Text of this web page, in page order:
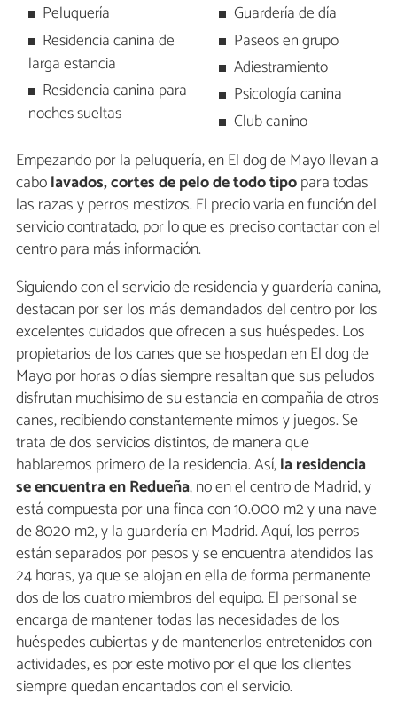
Peluquería
Residencia canina de
larga estancia
Residencia canina para
noches sueltas
Guardería de día
Paseos en grupo
Adiestramiento
Psicología canina
Club canino
Empezando por la peluquería, en El dog de Mayo llevan a
cabolavados, cortes de pelo de todo tipopara todas
las razas y perros mestizos. El precio varía en función del
servicio contratado, por lo que es preciso contactar con el
centro para más información.
Siguiendo con el servicio de residencia y guardería canina,
destacan por ser los más demandados del centro por los
excelentes cuidados que ofrecen a sus huéspedes. Los
propietarios de los canes que se hospedan en El dog de
Mayo por horas o días siempre resaltan que sus peludos
disfrutan muchísimo de su estancia en compañía de otros
canes, recibiendo constantemente mimos y juegos. Se
trata de dos servicios distintos, de manera que
hablaremos primero de la residencia. Así,la residencia
se encuentra en Redueña, no en el centro de Madrid, y
está compuesta por una finca con 10.000 m2 y una nave
de 8020 m2, y la guardería en Madrid. Aquí, los perros
están separados por pesos y se encuentra atendidos las
24 horas, ya que se alojan en ella de forma permanente
dos de los cuatro miembros del equipo. El personal se
encarga de mantener todas las necesidades de los
huéspedes cubiertas y de mantenerlos entretenidos con
actividades, es por este motivo por el que los clientes
siempre quedan encantados con el servicio.